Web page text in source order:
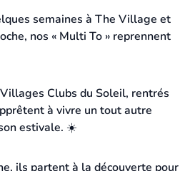
semaines à The Village et
nos « Multi To » reprennent
Clubs du Soleil, rentrés
à vivre un tout autre
estivale. ☀️
ils partent à la découverte pour